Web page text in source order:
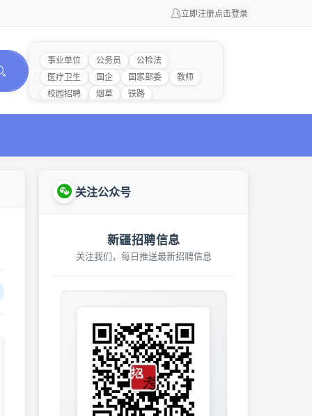
立即注册点击登录
事业单位 公务员
公检法
医疗卫生
国企 国家部委
教师
校园招聘
烟草 铁路
关注公众号
新疆招聘信息
关注我们，每日推送最新招聘信息